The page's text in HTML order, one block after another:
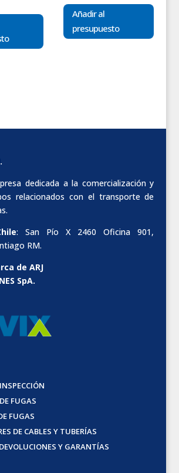
Añadir al
presupuesto
dedicada a la comercialización y
relacionados con el transporte de
: San Pío X 2460 Oficina 901,
RM.
de ARJ
SpA.
FUGAS
FUGAS
DE CABLES Y TUBERÍAS
Y GARANTÍAS